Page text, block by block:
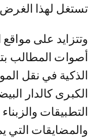
تستغل لهذا
وتتزايد على
أصوات المطالب
الذكية في نقل
الكبرى كالدار
التطبيقات
والمضايقات التي